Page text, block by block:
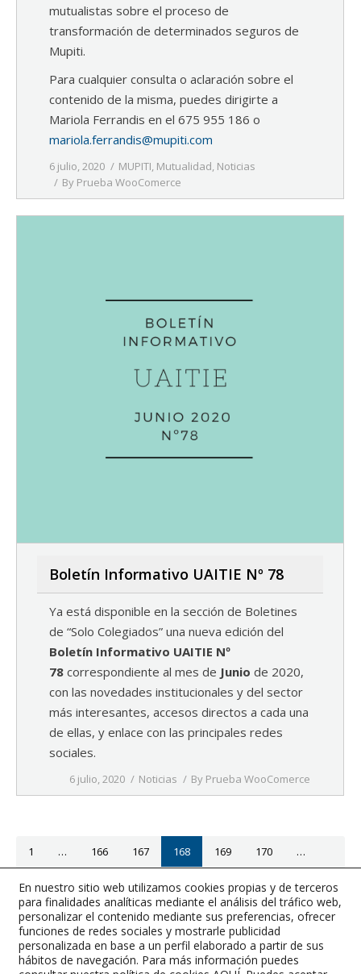
mutualistas sobre el proceso de
transformación de determinados seguros de
Mupiti.
Para cualquier consulta o aclaración sobre el
contenido de la misma, puedes dirigirte a
Mariola Ferrandis en el 675 955 186 o
mariola.ferrandis@mupiti.com
6 julio, 2020 MUPITI, Mutualidad, Noticias
By Prueba WooComerce
Boletín Informativo UAITIE Nº 78
Ya está disponible en la sección de Boletines
de “Solo Colegiados” una nueva edición del
Boletín Informativo UAITIE Nº
78 correspondiente al mes de Junio de 2020,
con las novedades institucionales y del sector
más interesantes, accesos directos a cada una
de ellas, y enlace con las principales redes
sociales.
6 julio, 2020 Noticias By Prueba WooComerce
1 … 166 167 168 169 170 …
363
Página anterior Página siguiente
En nuestro sitio web utilizamos cookies propias y de terceros
para finalidades analíticas mediante el análisis del tráfico web,
personalizar el contenido mediante sus preferencias, ofrecer
funciones de redes sociales y mostrarle publicidad
personalizada en base a un perfil elaborado a partir de sus
hábitos de navegación. Para más información puedes